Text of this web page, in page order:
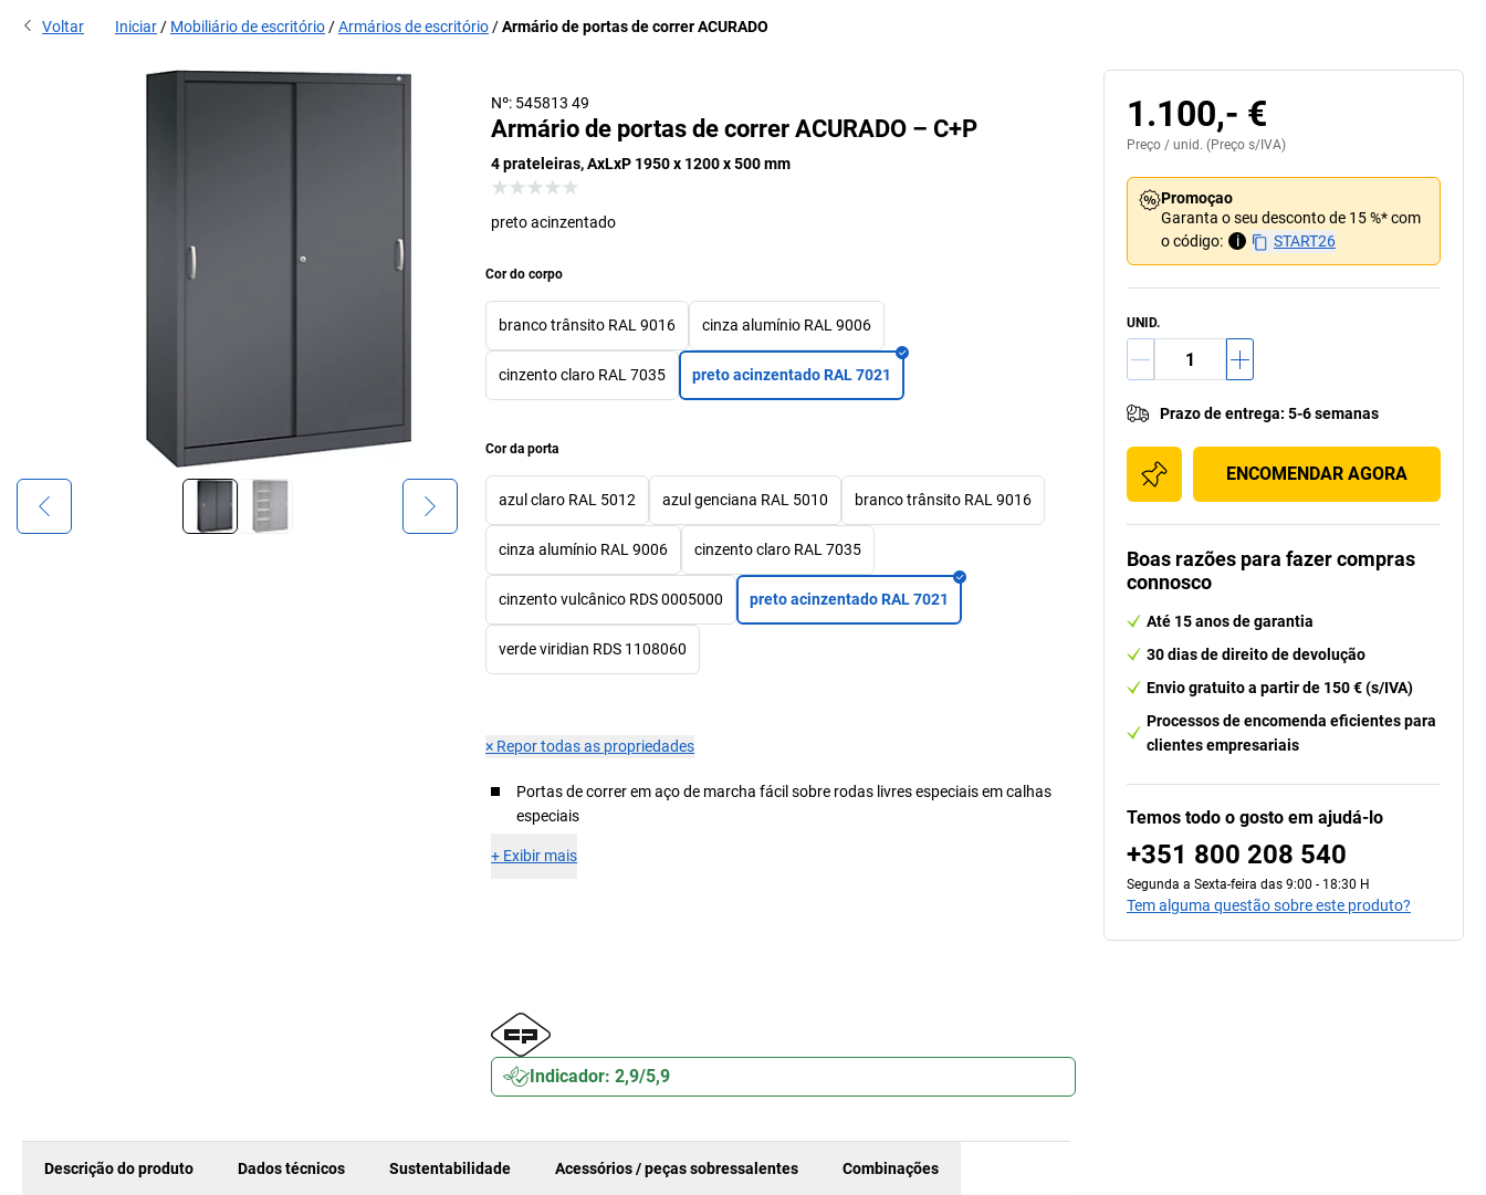
Voltar Iniciar Mobiliário de escritório Armários de escritório Armário de portas de correr ACURADO
Nº: 545813 49
Armário de portas de correr ACURADO – C+P
4 prateleiras, AxLxP 1950 x 1200 x 500 mm
preto acinzentado
Cor do corpo
branco trânsito RAL 9016 cinza alumínio RAL 9006
cinzento claro RAL 7035 preto acinzentado RAL 7021
Cor da porta
azul claro RAL 5012 azul genciana RAL 5010 branco trânsito RAL 9016
cinza alumínio RAL 9006 cinzento claro RAL 7035
cinzento vulcânico RDS 0005000 preto acinzentado RAL 7021
verde viridian RDS 1108060
× Repor todas as propriedades
Portas de correr em aço de marcha fácil sobre rodas livres especiais em calhas
especiais
+ Exibir mais
Indicador: 2,9/5,9
Descrição do produto Dados técnicos Sustentabilidade Acessórios / peças sobressalentes Combinações
1.100,- €
Preço / unid. (Preço s/IVA)
Promoçao
Garanta o seu desconto de 15 %* com
o código:
i START26
UNID.
Prazo de entrega: 5-6 semanas
ENCOMENDAR AGORA
Boas razões para fazer compras
connosco
Até 15 anos de garantia
30 dias de direito de devolução
Envio gratuito a partir de 150 € (s/IVA)
Processos de encomenda eficientes para
clientes empresariais
Temos todo o gosto em ajudá-lo
+351 800 208 540
Segunda a Sexta-feira das 9:00 - 18:30 H
Tem alguma questão sobre este produto?